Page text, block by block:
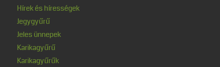
Hírek és hírességek
Jegygyűrű
Jeles ünnepek
Karikagyűrű
Karikagyűrűk